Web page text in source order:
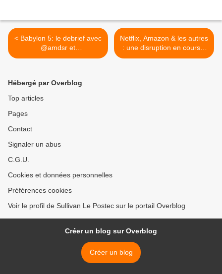
< Babylon 5: le debrief avec
@amdsr et
@MrRainWhisper
Netflix, Amazon & les autres
: une disruption en cours ?
>
Hébergé par Overblog
Top articles
Pages
Contact
Signaler un abus
C.G.U.
Cookies et données personnelles
Préférences cookies
Voir le profil de Sullivan Le Postec sur le portail Overblog
Créer un blog sur Overblog
Créer un blog